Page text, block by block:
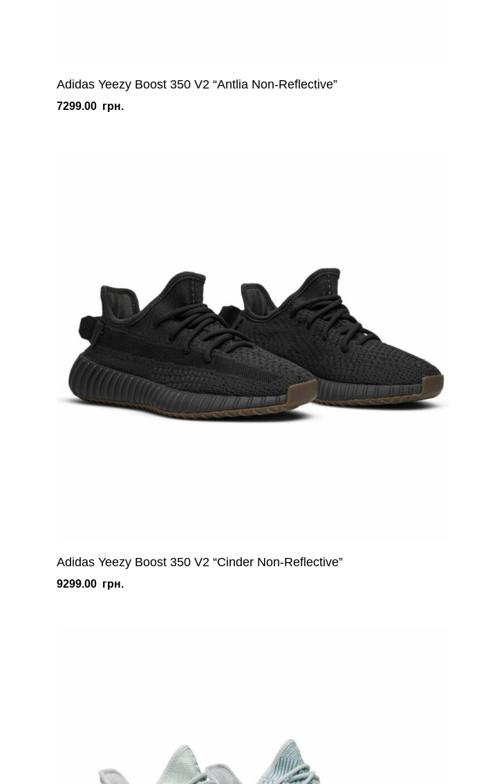
Adidas Yeezy Boost 350 V2 “Antlia Non-Reflective”
7299.00 грн.
Adidas Yeezy Boost 350 V2 “Cinder Non-Reflective”
9299.00 грн.